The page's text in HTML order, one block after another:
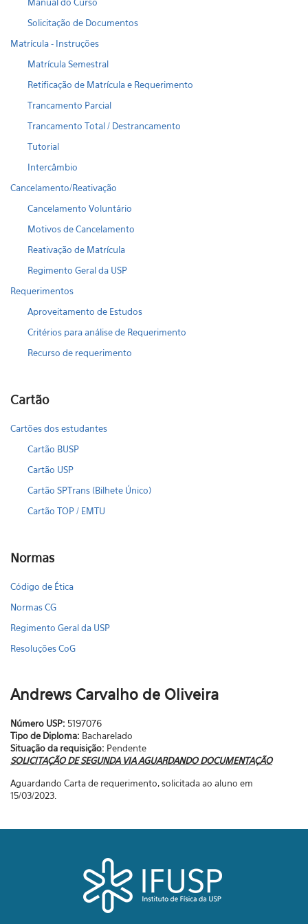
Solicitação de Documentos
Matrícula - Instruções
Matrícula Semestral
Retificação de Matrícula e Requerimento
Trancamento Parcial
Trancamento Total / Destrancamento
Tutorial
Intercâmbio
Cancelamento/Reativação
Cancelamento Voluntário
Motivos de Cancelamento
Reativação de Matrícula
Regimento Geral da USP
Requerimentos
Aproveitamento de Estudos
Critérios para análise de Requerimento
Recurso de requerimento
Cartão
Cartões dos estudantes
Cartão BUSP
Cartão USP
Cartão SPTrans (Bilhete Único)
Cartão TOP / EMTU
Normas
Código de Ética
Normas CG
Regimento Geral da USP
Resoluções CoG
Andrews Carvalho de Oliveira
Número USP: 5197076
Tipo de Diploma: Bacharelado
Situação da requisição: Pendente
SOLICITAÇÃO DE SEGUNDA VIA AGUARDANDO DOCUMENTAÇÃO
Aguardando Carta de requerimento, solicitada ao aluno em
15/03/2023.